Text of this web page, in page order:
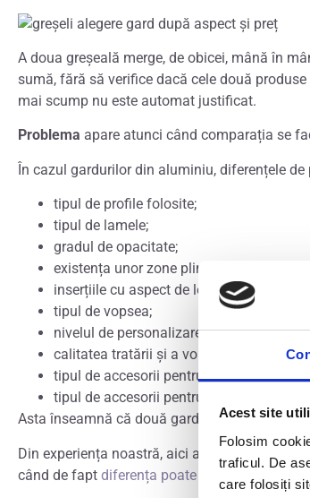
Acest site
Folosim
traficul. De
care folosiți
A doua greșeală merge, de obicei, mână în
sumă, fără să verifice dacă cele două
mai scump nu este automat justificat.
Problema apare atunci când comparația se
În cazul gardurilor din aluminiu, diferențele de
tipul de profile folosite;
tipul de lamele;
gradul de opacitate;
existența unor zone pline;
inserțiile cu aspect de lemn;
tipul de vopsea;
nivelul de personalizare tehnică;
calitatea tratării și a vopsirii.
tipul de accesorii pentru porți pietonale
tipul de accesorii pentru porții auto
Asta înseamnă că două garduri care par
Din experiența noastră, aici apar cele mai
când de fapt diferența poate sta exact în